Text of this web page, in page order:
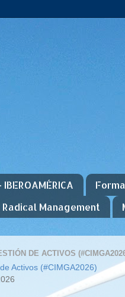
Management
DE ACTIVOS